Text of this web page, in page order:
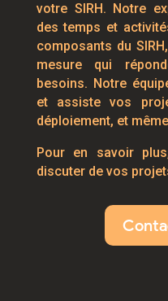
votre SIRH. Notre
des temps et
composants du
mesure qui
besoins. Notre
et assiste vos
déploiement, et
Pour en savoir
discuter de vos